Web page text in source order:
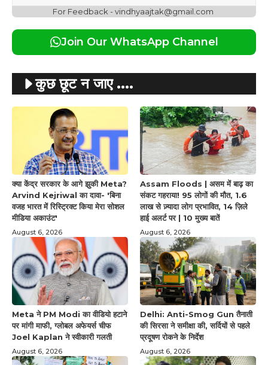
For Feedback - vindhyaajtak@gmail.com
Join Our WhatsApp Channel
कुछ छूट न जाए ....
क्या केंद्र सरकार के आगे झुकी Meta?
Arvind Kejriwal का दावा- 'बिना
वजह भारत में रिस्ट्रिक्ट किया मेरा सोशल
मीडिया अकाउंट'
August 6, 2026
Assam Floods | असम में बाढ़ का
संकट गहराया! 95 लोगों की मौत, 1.6
लाख से ज़्यादा लोग प्रभावित, 14 ज़िले
हाई अलर्ट पर | 10 मुख्य बातें
August 6, 2026
Meta ने PM Modi का वीडियो हटाने
पर मांगी माफी, ग्लोबल अफेयर्स चीफ
Joel Kaplan ने स्वीकारी गलती
August 6, 2026
Delhi: Anti-Smog Gun तैनाती
की सिरसा ने समीक्षा की, सर्दियों से पहले
प्रदूषण रोकने के निर्देश
August 6, 2026